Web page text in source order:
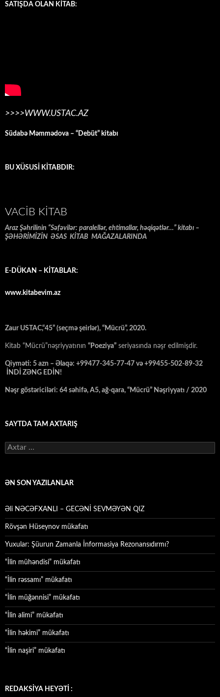
SATIŞDA OLAN KİTAB:
>>>>WWW.USTAC.AZ
Südabə Məmmədova – “Debüt” kitabı
BU XÜSUSİ KİTABDIR:
VACIB KITAB
Araz Şəhrilinin “Səfəvilər: paralellər, ehtimallar, həqiqətlər…” kitabı –
ŞƏHƏRİMİZİN ƏSAS KİTAB MAĞAZALARINDA
E-DÜKAN – KİTABLAR:
www.kitabevim.az
Zaur USTAC,“45” (seçmə şeirlər), “Mücrü”, 2020.
Kitab “Mücrü”nəşriyyatının “Poeziya” seriyasında nəşr edilmişdir.
Qiyməti: 5 azn – Əlaqə: +99477-345-77-47 və +99455-502-89-32
İNDİ ZƏNG EDİN!
Nəşr göstəriciləri: 64 səhifə, A5, ağ-qara, “Mücrü” Nəşriyyatı / 2020
SAYTDA TAM AXTARIŞ
Axtarış:
ƏN SON YAZILANLAR
Əli NƏCƏFXANLI – GECƏNİ SEVMƏYƏN QIZ
Rövşən Hüseynov mükafatı
Yuxular: Şüurun Zamanla İnformasiya Rezonansıdırmı?
“İlin mühəndisi” mükafatı
“İlin rəssamı” mükafatı
“İlin müğənnisi” mükafatı
“İlin alimi” mükafatı
“İlin həkimi” mükafatı
“İlin naşiri” mükafatı
REDAKSİYA HEYƏTİ :